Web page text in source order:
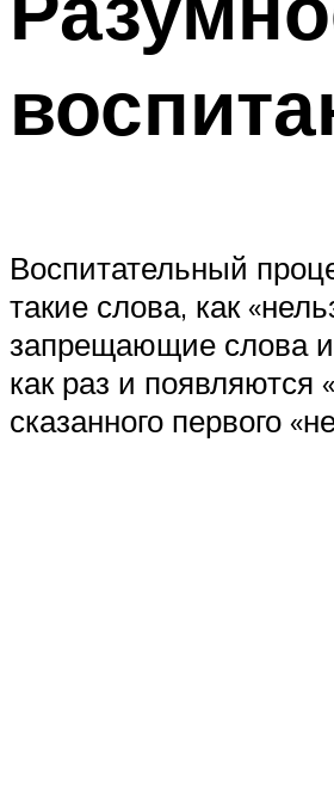
Воспитательный
такие слова, как
запрещающие слова
как раз и появляются
сказанного первого